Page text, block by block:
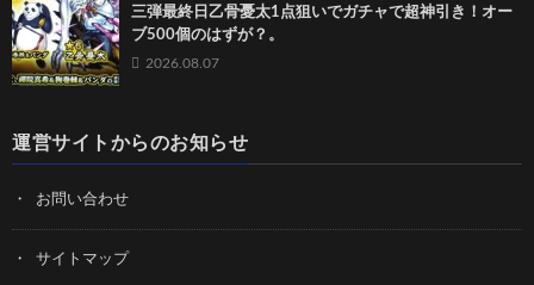
三弾最終日乙骨憂太1点狙いでガチャで超神引き！オー
ブ500個のはずが？。
2026.08.07
運営サイトからのお知らせ
お問い合わせ
サイトマップ